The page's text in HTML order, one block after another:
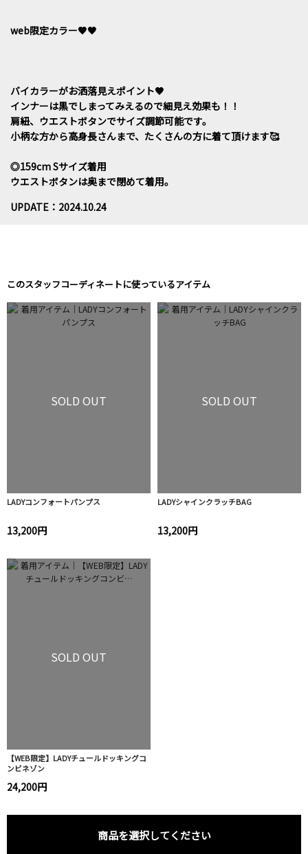
web限定カラー🤎🖤
バイカラーがお洒落見えポイント🤎
インナーは黒でしまってみえるので細見え効果も！！
肩紐、ウエストボタンでサイズ調節可能です。
小柄な方から高身長さんまで、たくさんの方に着て頂けます🥰
◎159cm Sサイズ着用
ウエストボタンは奥まで閉めて着用。
UPDATE：2024.10.24
このスタッフコーディネートに使っているアイテム
SOLD OUT
LADYコンフォートパンプス
13,200円
SOLD OUT
LADYシャインクラッチBAG
13,200円
SOLD OUT
【WEB限定】LADYチュールドッキングコ
ンビネゾン
24,200円
商品を選択してください